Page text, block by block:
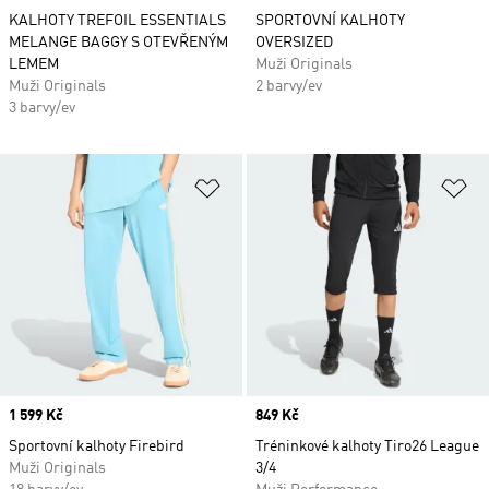
KALHOTY TREFOIL ESSENTIALS
MELANGE BAGGY S OTEVŘENÝM
LEMEM
Muži Originals
3 barvy/ev
SPORTOVNÍ KALHOTY
OVERSIZED
Muži Originals
2 barvy/ev
Přidat do seznamu přání
Price
1 599 Kč
Sportovní kalhoty Firebird
Muži Originals
Price
849 Kč
Tréninkové kalhoty Tiro26 League
3/4